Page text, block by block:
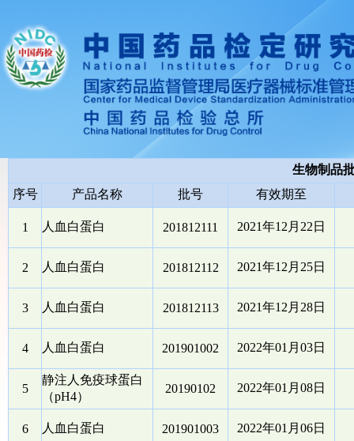
生物制品
序号
产品名称 批号 有效期至
1 人血白蛋白 201812111 2021年12月22日
2 人血白蛋白 201812112 2021年12月25日
3 人血白蛋白 201812113 2021年12月28日
4 人血白蛋白 201901002 2022年01月03日
5
静注人免疫球蛋白
（pH4）
20190102 2022年01月08日
6 人血白蛋白 201901003 2022年01月06日